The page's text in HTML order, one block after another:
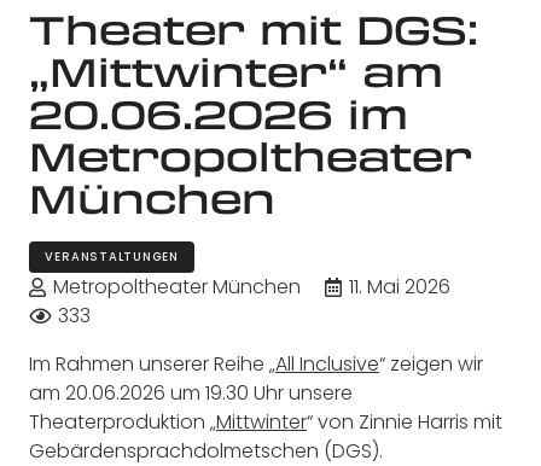
Theater mit DGS:
„Mittwinter“ am
20.06.2026 im
Metropoltheater
München
VERANSTALTUNGEN
Metropoltheater München
11. Mai 2026
333
Im Rahmen unserer Reihe „All Inclusive“ zeigen wir
am 20.06.2026 um 19.30 Uhr unsere
Theaterproduktion „Mittwinter“ von Zinnie Harris mit
Gebärdensprachdolmetschen (DGS).